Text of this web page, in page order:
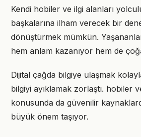
Kendi hobiler ve ilgi alanları
başkalarına ilham verecek bir
dönüştürmek mümkün. Yaşananlar
hem anlam kazanıyor hem de
Dijital çağda bilgiye ulaşmak
bilgiyi ayıklamak zorlaştı. hobiler
konusunda da güvenilir
büyük önem taşıyor.